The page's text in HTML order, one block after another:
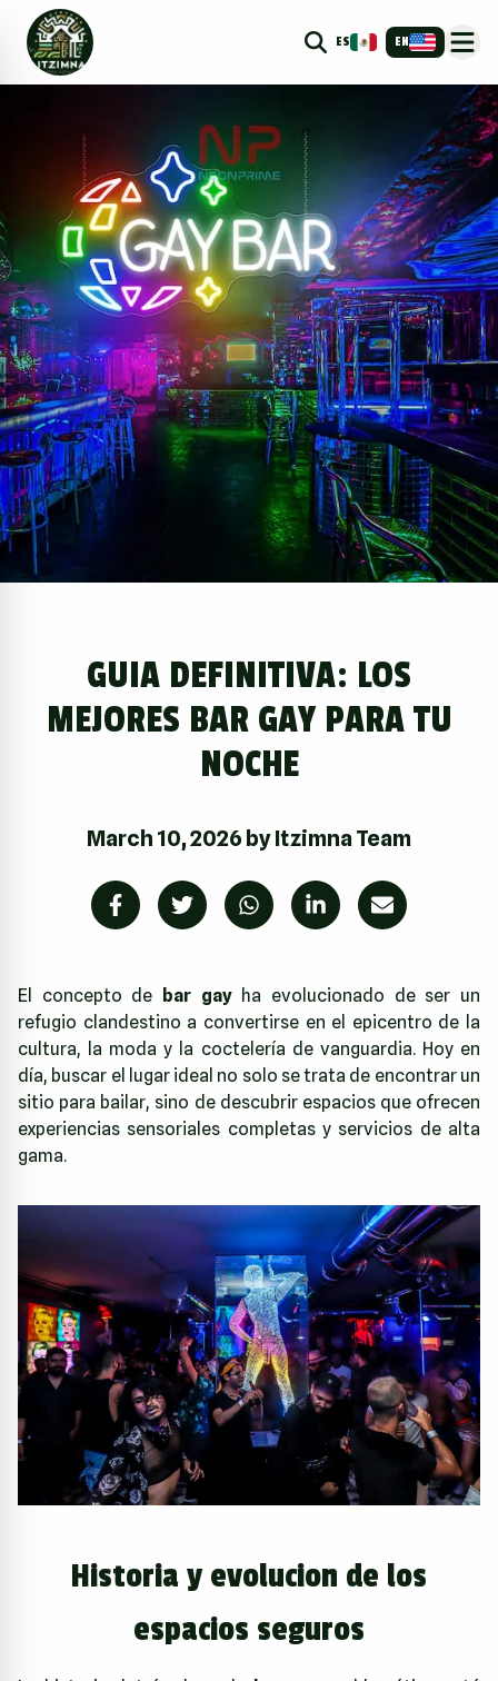
ES EN
GUIA DEFINITIVA: LOS
MEJORES BAR GAY PARA TU
NOCHE
March 10, 2026 byItzimna Team
El concepto de bar gayha evolucionado de ser un
refugio clandestino a convertirse en el epicentro de la
cultura, la moda y la coctelería de vanguardia. Hoy en
día, buscar el lugar ideal no solo se trata de encontrar un
sitio para bailar, sino de descubrir espacios que ofrecen
experiencias sensoriales completas y servicios de alta
gama.
Historia y evolucion de los
espacios seguros